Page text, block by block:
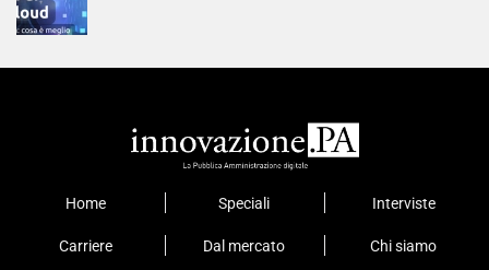
Home Speciali Interviste
Carriere Dal mercato Chi siamo